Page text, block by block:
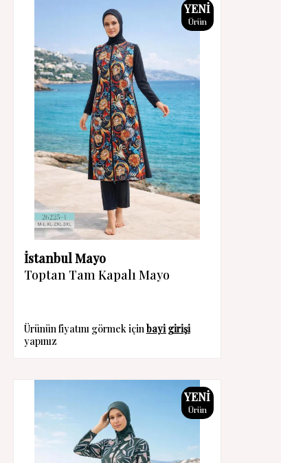
YENI
Ürün
İstanbul Mayo
Toptan Tam Kapalı Mayo
Ürünün fiyatını görmek içinbayi girişi
yapınız
YENI
Ürün